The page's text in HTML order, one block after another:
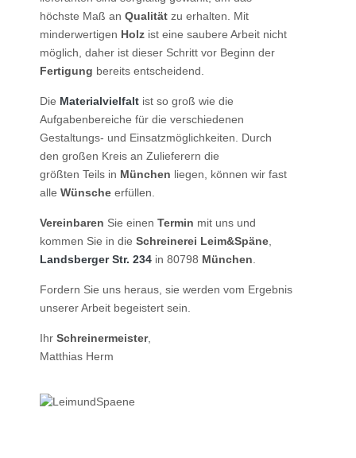
höchste Maß an Qualität zu erhalten. Mit
minderwertigen Holz ist eine saubere Arbeit nicht
möglich, daher ist dieser Schritt vor Beginn der
Fertigung bereits entscheidend.
Die Material­vielfalt ist so groß wie die
Aufgabenbereiche für die verschiedenen
Gestaltung­s- und Einsatzmöglichkeiten. Durch
den großen Kreis an Zulieferern die
größten Teils in München liegen, können wir fast
alle Wünsche erfüllen.
Vereinbaren Sie einen Termin mit uns und
kommen Sie in die Schreiner­ei Leim&Späne
Landsberger Str. 234 in 80798 München
Fordern Sie uns heraus, sie werden vom Ergebnis
unserer Arbeit begeistert sein.
Ihr Schreiner­meister,
Matthias Herm